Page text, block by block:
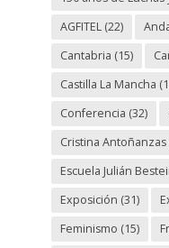
AGFITEL(22)
Cantabria (15)
Castilla La Mancha
Conferencia (32)
Cristina Antoñanzas
Escuela Julián
Exposición (31)
Feminismo (15)